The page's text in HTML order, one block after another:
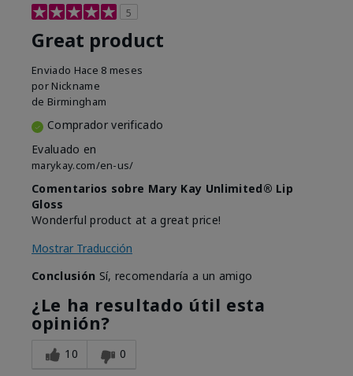
5
Great product
Enviado Hace 8 meses
por Nickname
de Birmingham
Comprador verificado
Evaluado en
marykay.com/en-us/
Comentarios sobre Mary Kay Unlimited® Lip
Gloss
Wonderful product at a great price!
Mostrar Traducción
Conclusión Sí, recomendaría a un amigo
¿Le ha resultado útil esta
opinión?
10 0